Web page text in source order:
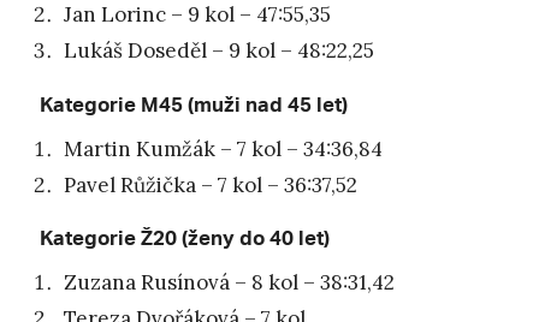
Jan Lorinc – 9 kol – 47:55,35
Lukáš Doseděl – 9 kol – 48:22,25
Kategorie M45 (muži nad 45 let)
Martin Kumžák – 7 kol – 34:36,84
Pavel Růžička – 7 kol – 36:37,52
Kategorie Ž20 (ženy do 40 let)
Zuzana Rusínová – 8 kol – 38:31,42